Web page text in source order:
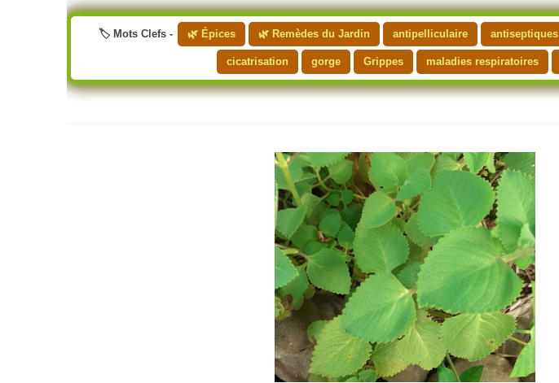
🏷️ Mots Clefs - 🌿 Épices 🌿 Remèdes du Jardin antipelliculaire antiseptiques
cicatrisation gorge Grippes maladies respiratoires